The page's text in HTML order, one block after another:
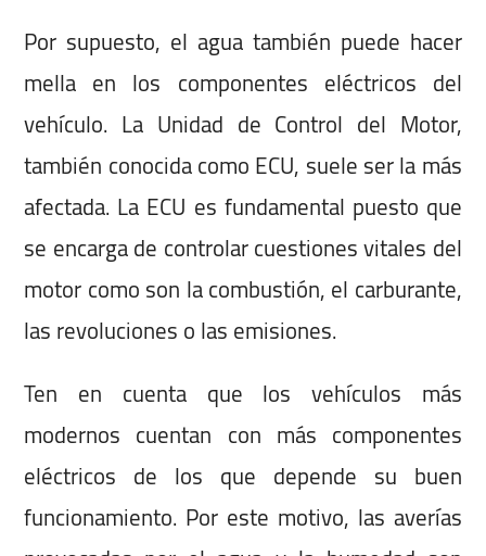
Por supuesto, el agua también puede hacer
mella en los componentes eléctricos del
vehículo. La Unidad de Control del Motor,
también conocida como ECU, suele ser la más
afectada. La ECU es fundamental puesto que
se encarga de controlar cuestiones vitales del
motor como son la combustión, el carburante,
las revoluciones o las emisiones.
Ten en cuenta que los vehículos más
modernos cuentan con más componentes
eléctricos de los que depende su buen
funcionamiento. Por este motivo, las averías